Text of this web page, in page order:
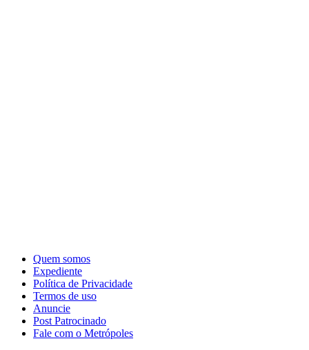
Quem somos
Expediente
Política de Privacidade
Termos de uso
Anuncie
Post Patrocinado
Fale com o Metrópoles